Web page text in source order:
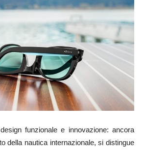
funzionale e innovazione: ancora
della nautica internazionale, si distingue